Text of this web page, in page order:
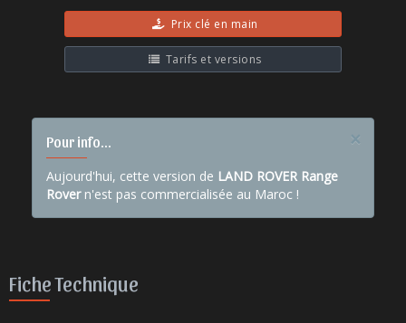
Prix clé en main
Tarifs et versions
×
Pour info...
Aujourd'hui, cette version de LAND ROVER Range
Rovern'est pas commercialisée au Maroc !
Fiche Technique